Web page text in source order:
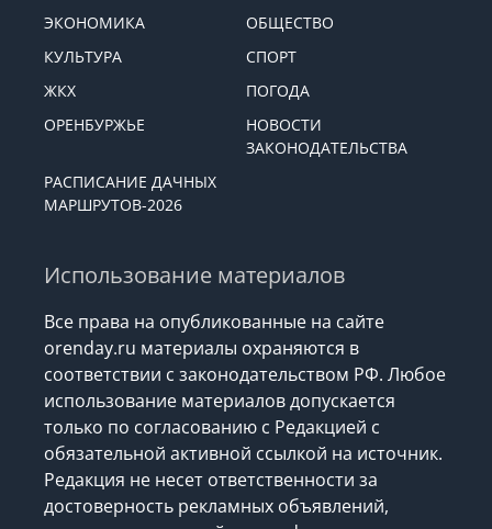
ВЛАСТЬ
ПОЛИТИКА
ЭКОНОМИКА
ОБЩЕСТВО
КУЛЬТУРА
СПОРТ
ЖКХ
ПОГОДА
Использование материалов
Все права на опубликованные на сайте
orenday.ru материалы охраняются в
соответствии с законодательством РФ. Любое
использование материалов допускается
только по согласованию с Редакцией с
обязательной активной ссылкой на источник.
Редакция не несет ответственности за